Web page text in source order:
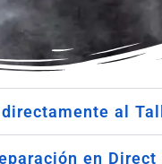
al
en Direct